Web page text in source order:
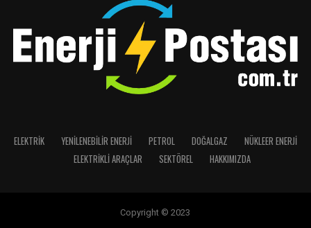
ELEKTRİK YENILENEBILIR ENERJI PETROL DOĞALGAZ
NÜKLEER ENERJI
ELEKTRIKLI ARAÇLAR
SEKTÖREL HAKKIMIZDA
Copyright © 2023